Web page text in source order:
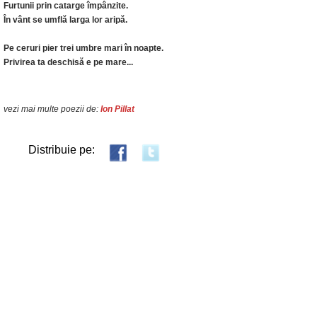
Furtunii prin catarge împânzite.
În vânt se umflă larga lor aripă.
Pe ceruri pier trei umbre mari în noapte.
Privirea ta deschisă e pe mare...
vezi mai multe poezii de: Ion Pillat
Distribuie pe: